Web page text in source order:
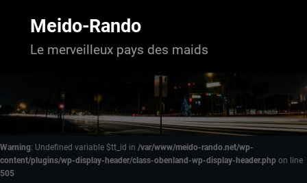
Meido-Rando
Le merveilleux pays des maids
Warning: Undefined variable $tt_id in /var/www/meido-rando.net/wp-
content/plugins/wp-display-header/class-obenland-wp-display-header.php on line
505